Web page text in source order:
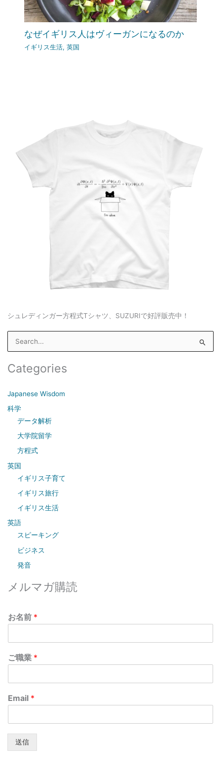
なぜイギリス人はヴィーガンになるのか
イギリス生活,英国
シュレディンガー方程式Tシャツ、SUZURIで好評販売中！
e
a
c
h
Categories
Japanese Wisdom
科学
データ解析
大学院留学
方程式
英国
イギリス子育て
イギリス旅行
イギリス生活
英語
スピーキング
ビジネス
発音
メルマガ購読
お名前 *
ご職業 *
Email *
送信